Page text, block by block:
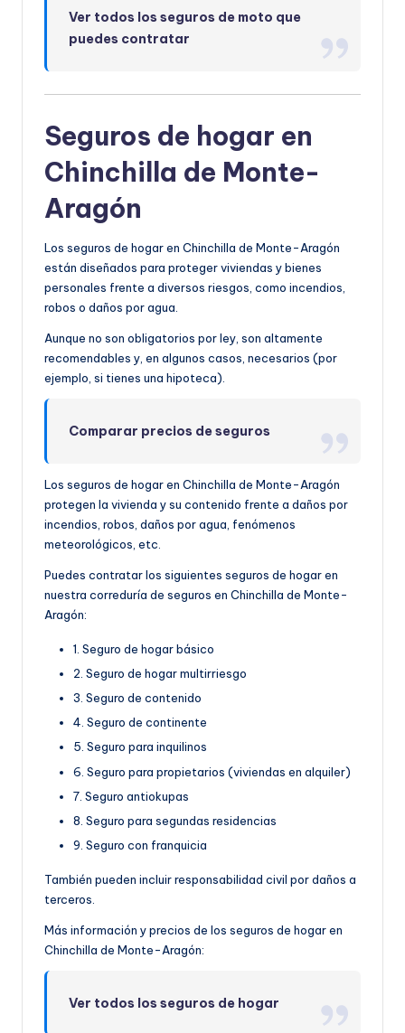
Ver todos los seguros de moto que
puedes contratar
Seguros de hogar en
Chinchilla de Monte-
Aragón
Los seguros de hogar en Chinchilla de Monte-Aragón
están diseñados para proteger viviendas y bienes
personales frente a diversos riesgos, como incendios,
robos o daños por agua.
Aunque no son obligatorios por ley, son altamente
recomendables y, en algunos casos, necesarios (por
ejemplo, si tienes una hipoteca).
Comparar precios de seguros
Los seguros de hogar en Chinchilla de Monte-Aragón
protegen la vivienda y su contenido frente a daños por
incendios, robos, daños por agua, fenómenos
meteorológicos, etc.
Puedes contratar los siguientes seguros de hogar en
nuestra correduría de seguros en Chinchilla de Monte-
Aragón:
1. Seguro de hogar básico
2. Seguro de hogar multirriesgo
3. Seguro de contenido
4. Seguro de continente
5. Seguro para inquilinos
6. Seguro para propietarios (viviendas en alquiler)
7. Seguro antiokupas
8. Seguro para segundas residencias
9. Seguro con franquicia
También pueden incluir responsabilidad civil por daños a
terceros.
Más información y precios de los seguros de hogar en
Chinchilla de Monte-Aragón:
Ver todos los seguros de hogar